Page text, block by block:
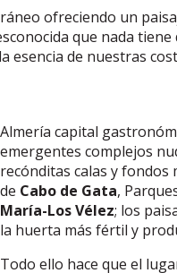
ofreciendo un
que nada
esencia de nuestras
Almería capital
emergentes complejos
recónditas calas y
de Cabo de Gata,
María-Los Vélez; los
la huerta más fértil y
Todo ello hace que el